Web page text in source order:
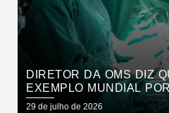
DIRETOR DA OMS DIZ
EXEMPLO MUNDIAL
SAÚDE
29 de julho de 2026